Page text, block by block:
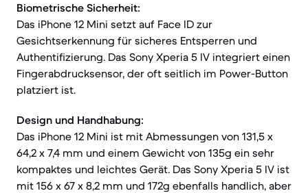
Biometrische Sicherheit:
Das iPhone 12 Mini setzt auf Face ID zur
Gesichtserkennung für sicheres Entsperren und
Authentifizierung. Das Sony Xperia 5 IV integriert einen
Fingerabdrucksensor, der oft seitlich im Power-Button
platziert ist.
Design und Handhabung:
Das iPhone 12 Mini ist mit Abmessungen von 131,5 x
64,2 x 7,4 mm und einem Gewicht von 135g ein sehr
kompaktes und leichtes Gerät. Das Sony Xperia 5 IV ist
mit 156 x 67 x 8,2 mm und 172g ebenfalls handlich, aber